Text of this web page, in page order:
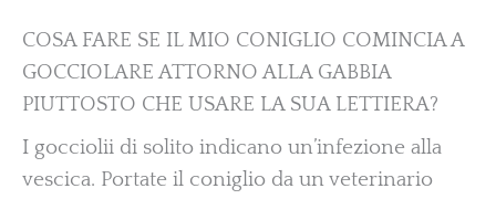
COSA FARE SE IL MIO CONIGLIO COMINCIA A
GOCCIOLARE ATTORNO ALLA GABBIA
PIUTTOSTO CHE USARE LA SUA LETTIERA?
I gocciolii di solito indicano un’infezione alla
vescica. Portate il coniglio da un veterinario